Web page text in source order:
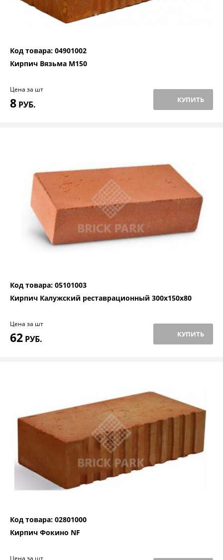
Код товара: 04901002
Кирпич Вязьма М150
Цена за шт
8 РУБ. КУПИТЬ
Код товара: 05101003
Кирпич Калужский реставрационный 300х150х80
Цена за шт
62 РУБ. КУПИТЬ
Код товара: 02801000
Кирпич Фокино NF